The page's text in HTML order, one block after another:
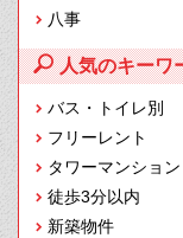
八事
人気のキーワ
バス・トイレ別
フリーレント
タワーマンション
徒歩3分以内
新築物件